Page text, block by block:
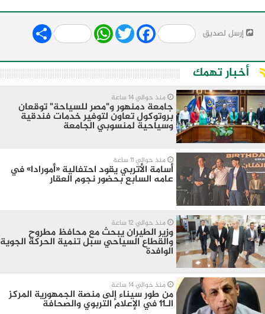
إرسل لصديق Share WhatsApp
Twitter Facebook
أخبار تهمك
منذ حوالي 14 ساعة
جامعة دمنهور و"مصر للسياحة" توقعان
بروتوكول تعاون لتوفير خدمات فندقية
وسياحية لمنسوبي الجامعة
منذ حوالي 11 ساعة
أسامة الأتربي يقود احتفالية «أمورادا» في
عامه السابع بحضور نجوم العقار
منذ حوالي 12 ساعة
وزير الطيران يبحث مع محافظ مطروح
والقطاع السياحي سبل تنمية الحركة الجوية
الوافدة
منذ حوالي 14 ساعة
من طور سيناء إلى منصة الجمهورية المركز
الـ11 في الإعلام التربوي والصحافة